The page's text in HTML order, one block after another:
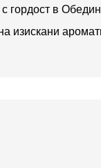
гордост в
изискани